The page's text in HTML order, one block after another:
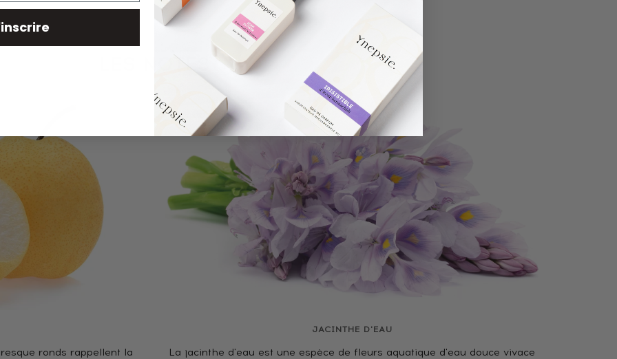
LES NOTES
ronds rappellent la
JACINTHE D'EAU
La jacinthe d'eau est une espèce de fleurs aquatique d'eau douce vivace